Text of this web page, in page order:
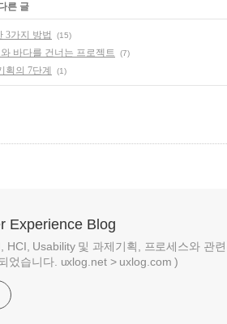
른 글
3가지 방법 (15)
바다를 건너는 프로젝트 (7)
획의 7단계 (1)
Experience Blog
HCI, Usability 및 과제기획, 프로세스와 관
었습니다. uxlog.net > uxlog.com )